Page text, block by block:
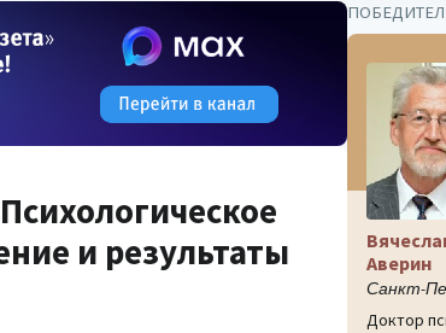
и результаты
Аверин
Санкт-
Доктор